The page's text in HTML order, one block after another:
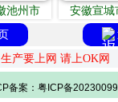
池州市 安徽宣城
生产要上网 请上OK网
备案：粤ICP备